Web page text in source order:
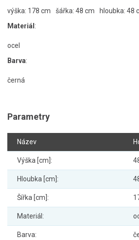
výška: 178 cm šářka: 48 cm
hloubka: 48
Materiál :
ocel
Barva:
černá
Parametry
Název
Výška [cm]:
Hloubka [cm]:
Šířka [cm]:
Materiál:
Barva: